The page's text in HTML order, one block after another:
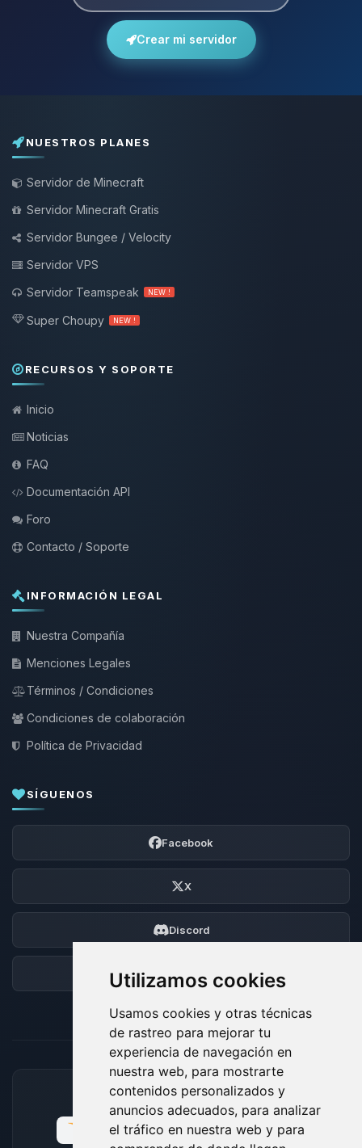
Utilizamos cookies
Usamos cookies y otras técnicas
de rastreo para mejorar tu
experiencia de navegación en
nuestra web, para mostrarte
contenidos personalizados y
anuncios adecuados, para analizar
el tráfico en nuestra web y para
Crear mi servidor
NUESTROS PLANES
Servidor de Minecraft
Servidor Minecraft Gratis
Servidor Bungee / Velocity
Servidor VPS
Servidor Teamspeak
NEW !
Super Choupy NEW !
RECURSOS Y SOPORTE
Inicio
Noticias
FAQ
Documentación API
Foro
Contacto / Soporte
INFORMACIÓN LEGAL
Nuestra Compañía
Menciones Legales
Términos / Condiciones
Condiciones de colaboración
Política de Privacidad
SÍGUENOS
Facebook
X
Discord
Foro
MÉTODOS DE PAGO ACEPTADOS